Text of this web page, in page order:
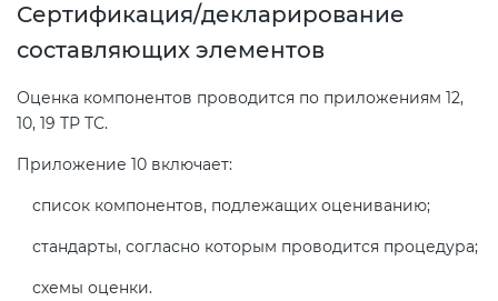
Сертификация/декларирование
составляющих элементов
Оценка компонентов проводится по приложениям 12,
10, 19 ТР ТС.
Приложение 10 включает:
список компонентов, подлежащих оцениванию;
стандарты, согласно которым проводится процедура;
схемы оценки.